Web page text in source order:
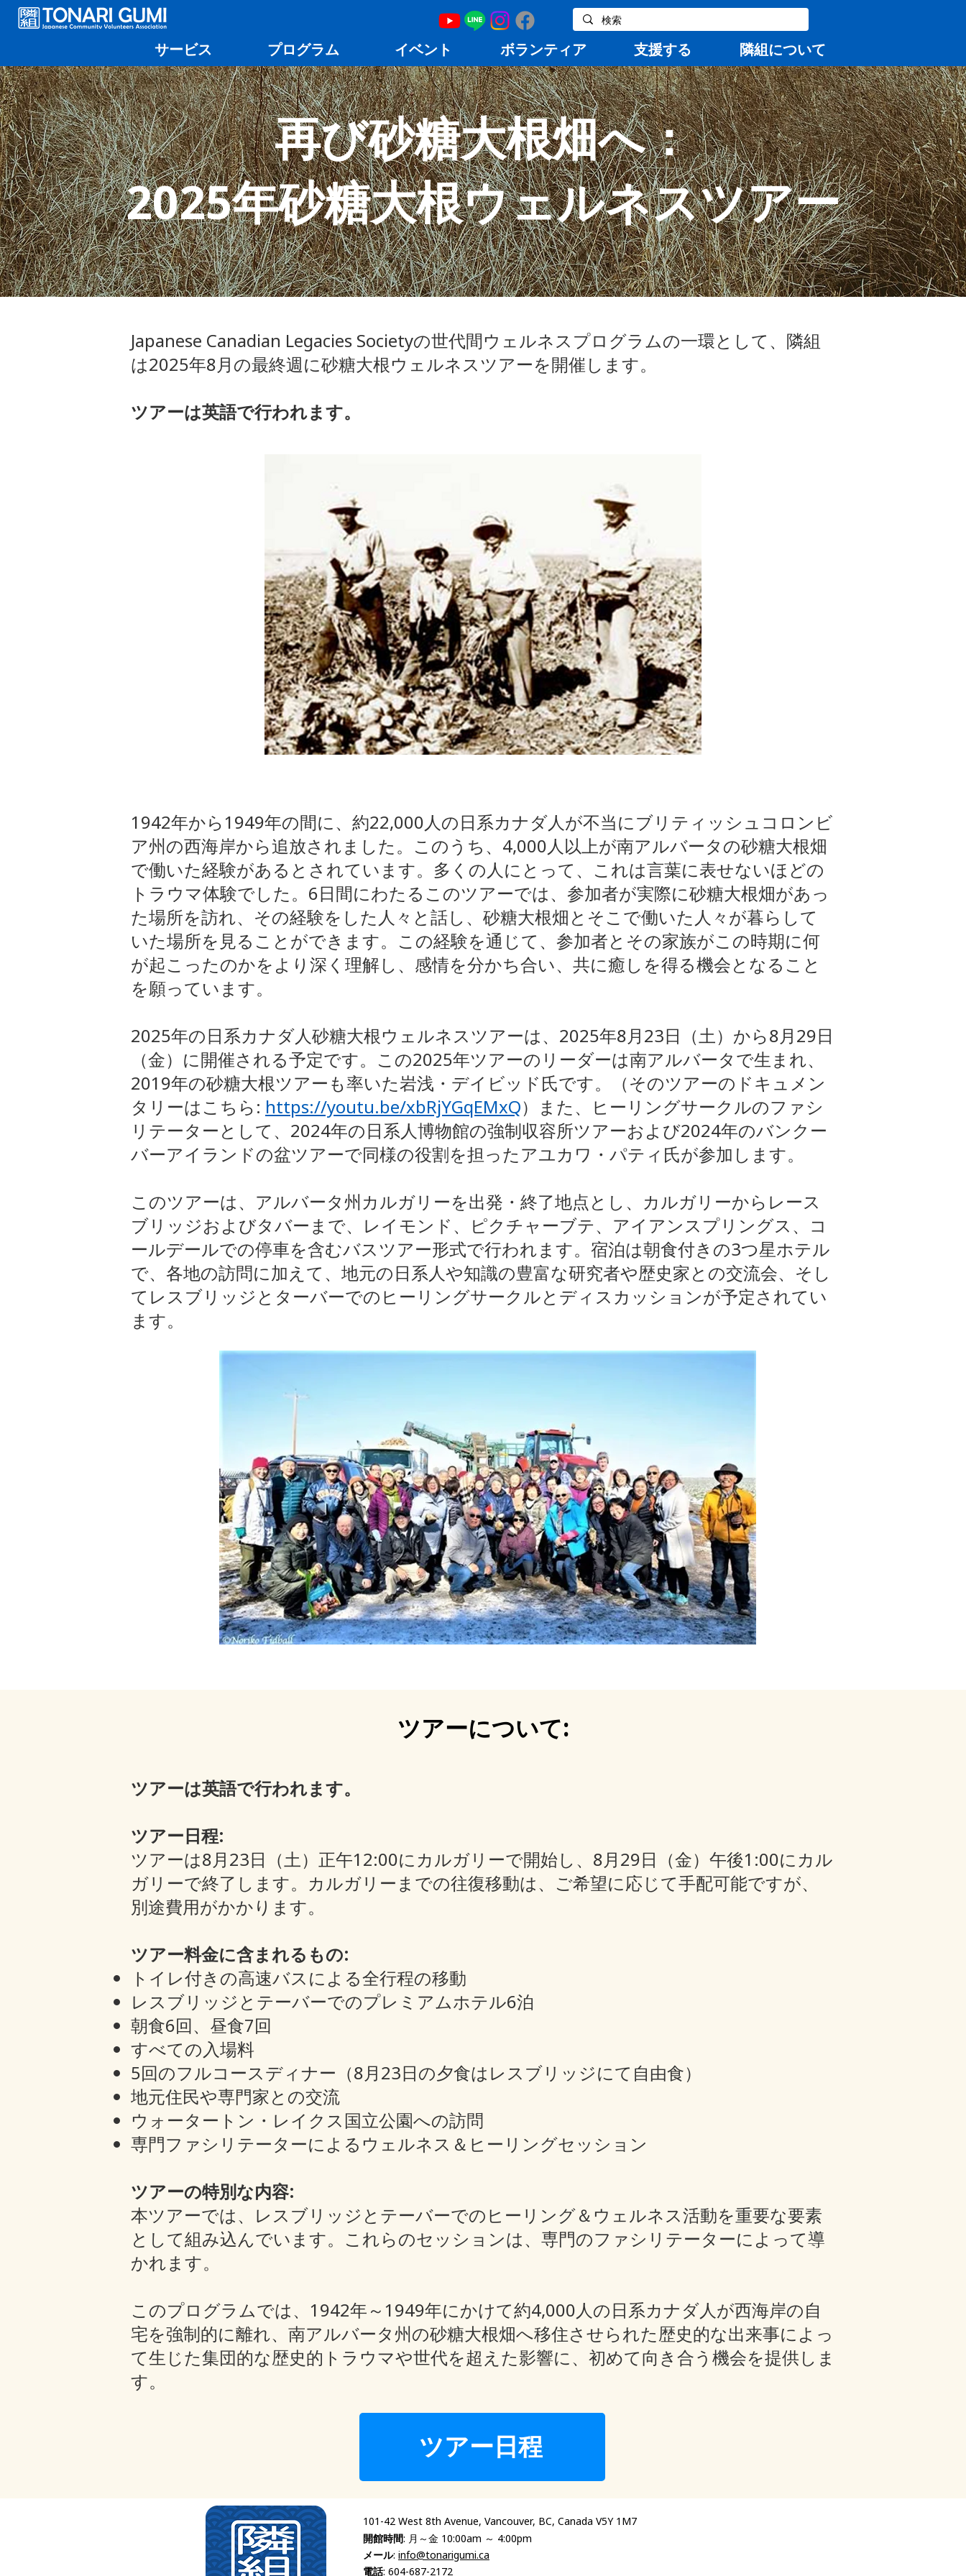
サービス プログラム イベント ボランティア 支援する 隣組について
再び砂糖大根畑へ：
2025年砂糖大根ウェルネスツアー
Japanese Canadian Legacies Societyの世代間ウェルネスプログラムの一環として、隣組
は2025年8月の最終週に砂糖大根ウェルネスツアーを開催します。
ツアーは英語で行われます。
1942年から1949年の間に、約22,000人の日系カナダ人が不当にブリティッシュコロンビ
ア州の西海岸から追放されました。このうち、4,000人以上が南アルバータの砂糖大根畑
で働いた経験があるとされています。多くの人にとって、これは言葉に表せないほどの
トラウマ体験でした。6日間にわたるこのツアーでは、参加者が実際に砂糖大根畑があっ
た場所を訪れ、その経験をした人々と話し、砂糖大根畑とそこで働いた人々が暮らして
いた場所を見ることができます。この経験を通じて、参加者とその家族がこの時期に何
が起こったのかをより深く理解し、感情を分かち合い、共に癒しを得る機会となること
を願っています。
2025年の日系カナダ人砂糖大根ウェルネスツアーは、2025年8月23日（土）から8月29日
（金）に開催される予定です。この2025年ツアーのリーダーは南アルバータで生まれ、
2019年の砂糖大根ツアーも率いた岩浅・デイビッド氏です。（そのツアーのドキュメン
タリーはこちら: https://youtu.be/xbRjYGqEMxQ）また、ヒーリングサークルのファシ
リテーターとして、2024年の日系人博物館の強制収容所ツアーおよび2024年のバンクー
バーアイランドの盆ツアーで同様の役割を担ったアユカワ・パティ氏が参加します。
このツアーは、アルバータ州カルガリーを出発・終了地点とし、カルガリーからレース
ブリッジおよびタバーまで、レイモンド、ピクチャーブテ、アイアンスプリングス、コ
ールデールでの停車を含むバスツアー形式で行われます。宿泊は朝食付きの3つ星ホテル
で、各地の訪問に加えて、地元の日系人や知識の豊富な研究者や歴史家との交流会、そし
てレスブリッジとターバーでのヒーリングサークルとディスカッションが予定されてい
ます。
ツアーについて:
ツアーは英語で行われます。
ツアー日程:
ツアーは8月23日（土）正午12:00にカルガリーで開始し、8月29日（金）午後1:00にカル
ガリーで終了します。カルガリーまでの往復移動は、ご希望に応じて手配可能ですが、
別途費用がかかります。
ツアー料金に含まれるもの:
トイレ付きの高速バスによる全行程の移動
レスブリッジとテーバーでのプレミアムホテル6泊
朝食6回、昼食7回
すべての入場料
5回のフルコースディナー（8月23日の夕食はレスブリッジにて自由食）
地元住民や専門家との交流
ウォータートン・レイクス国立公園への訪問
専門ファシリテーターによるウェルネス＆ヒーリングセッション
ツアーの特別な内容:
本ツアーでは、レスブリッジとテーバーでのヒーリング＆ウェルネス活動を重要な要素
として組み込んでいます。これらのセッションは、専門のファシリテーターによって導
かれます。
このプログラムでは、1942年～1949年にかけて約4,000人の日系カナダ人が西海岸の自
宅を強制的に離れ、南アルバータ州の砂糖大根畑へ移住させられた歴史的な出来事によっ
て生じた集団的な歴史的トラウマや世代を超えた影響に、初めて向き合う機会を提供しま
す。
ツアー日程
101-42 West 8th Avenue, Vancouver, BC, Canada V5Y 1M7
開館時間: 月～金 10:00am ～ 4:00pm
メール: info@tonarigumi.ca
電話: 604-687-2172